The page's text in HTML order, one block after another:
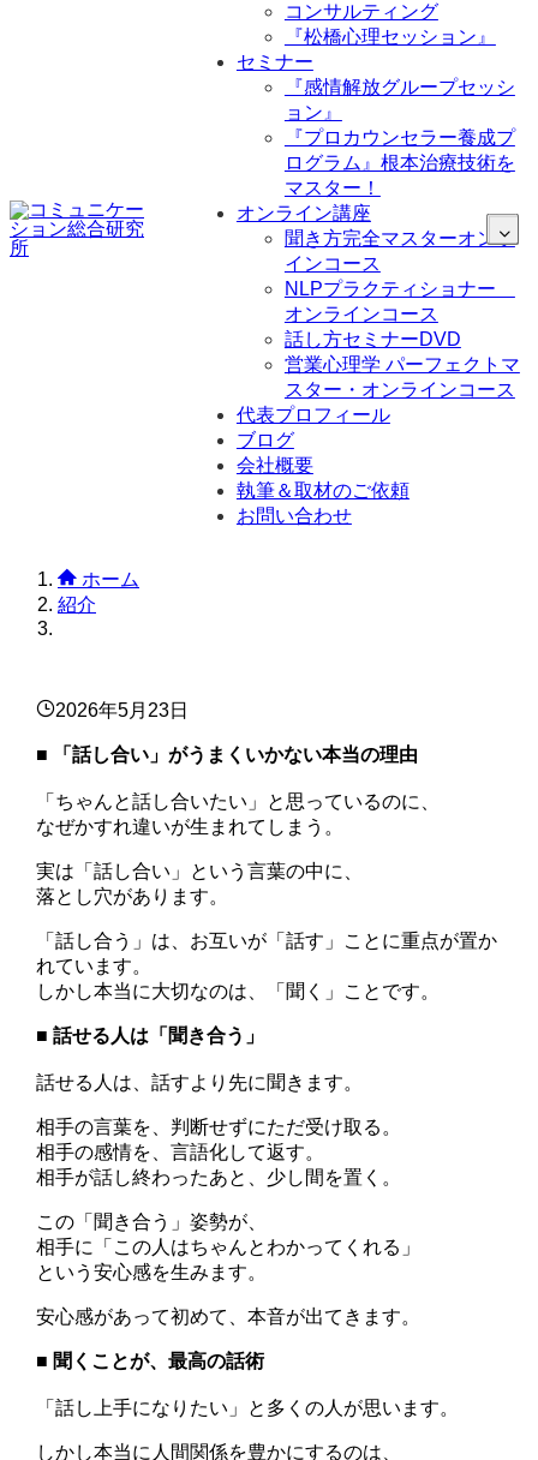
コンサルティング
『松橋心理セッション』
セミナー
『感情解放グループセッシ
ョン』
『プロカウンセラー養成プ
ログラム』根本治療技術を
マスター！
オンライン講座
聞き方完全マスターオンラ
インコース
NLPプラクティショナー
オンラインコース
話し方セミナーDVD
営業心理学 パーフェクトマ
スター・オンラインコース
代表プロフィール
ブログ
会社概要
執筆＆取材のご依頼
お問い合わせ
ホーム
紹介
2026年5月23日
■ 「話し合い」がうまくいかない本当の理由
「ちゃんと話し合いたい」と思っているのに、
なぜかすれ違いが生まれてしまう。
実は「話し合い」という言葉の中に、
落とし穴があります。
「話し合う」は、お互いが「話す」ことに重点が置か
れています。
しかし本当に大切なのは、「聞く」ことです。
■ 話せる人は「聞き合う」
話せる人は、話すより先に聞きます。
相手の言葉を、判断せずにただ受け取る。
相手の感情を、言語化して返す。
相手が話し終わったあと、少し間を置く。
この「聞き合う」姿勢が、
相手に「この人はちゃんとわかってくれる」
という安心感を生みます。
安心感があって初めて、本音が出てきます。
■ 聞くことが、最高の話術
「話し上手になりたい」と多くの人が思います。
しかし本当に人間関係を豊かにするのは、